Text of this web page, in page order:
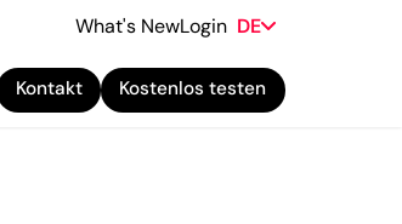
What's NewLogin DE
Kontakt Kostenlos testen